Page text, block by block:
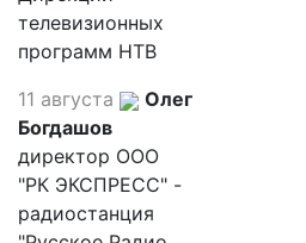
телевизионных
программ НТВ
11 августа
Олег
Богдашов
директор ООО
"РК ЭКСПРЕСС" -
радиостанция